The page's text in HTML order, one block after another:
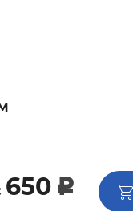
650 c